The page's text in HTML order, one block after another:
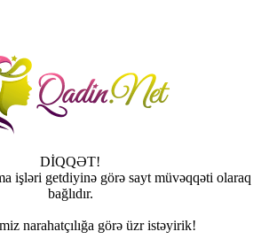
DİQQƏT!
işləri getdiyinə görə sayt müvəqqəti olaraq
bağlıdır.
narahatçılığa görə üzr istəyirik!